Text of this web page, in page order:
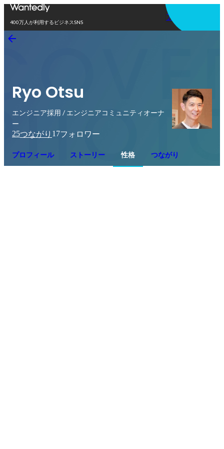
400万人が利用するビジネスSNS
アプリを使う
Ryo Otsu
エンジニア採用 / エンジニアコミュニティオーナ
ー
25つながり 17フォロワー
プロフィール ストーリー 性格 つながり